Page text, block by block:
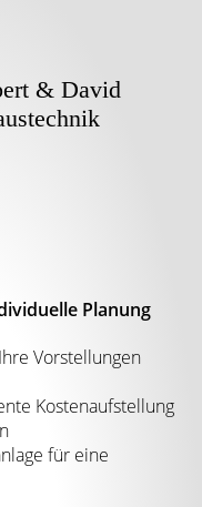
& David
Planung
Vorstellungen
Kostenaufstellung
für eine